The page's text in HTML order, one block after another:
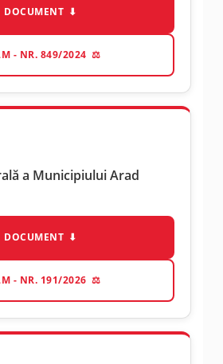
DOCUMENT
- NR. 849/2024
a Municipiului Arad
DOCUMENT
- NR. 191/2026